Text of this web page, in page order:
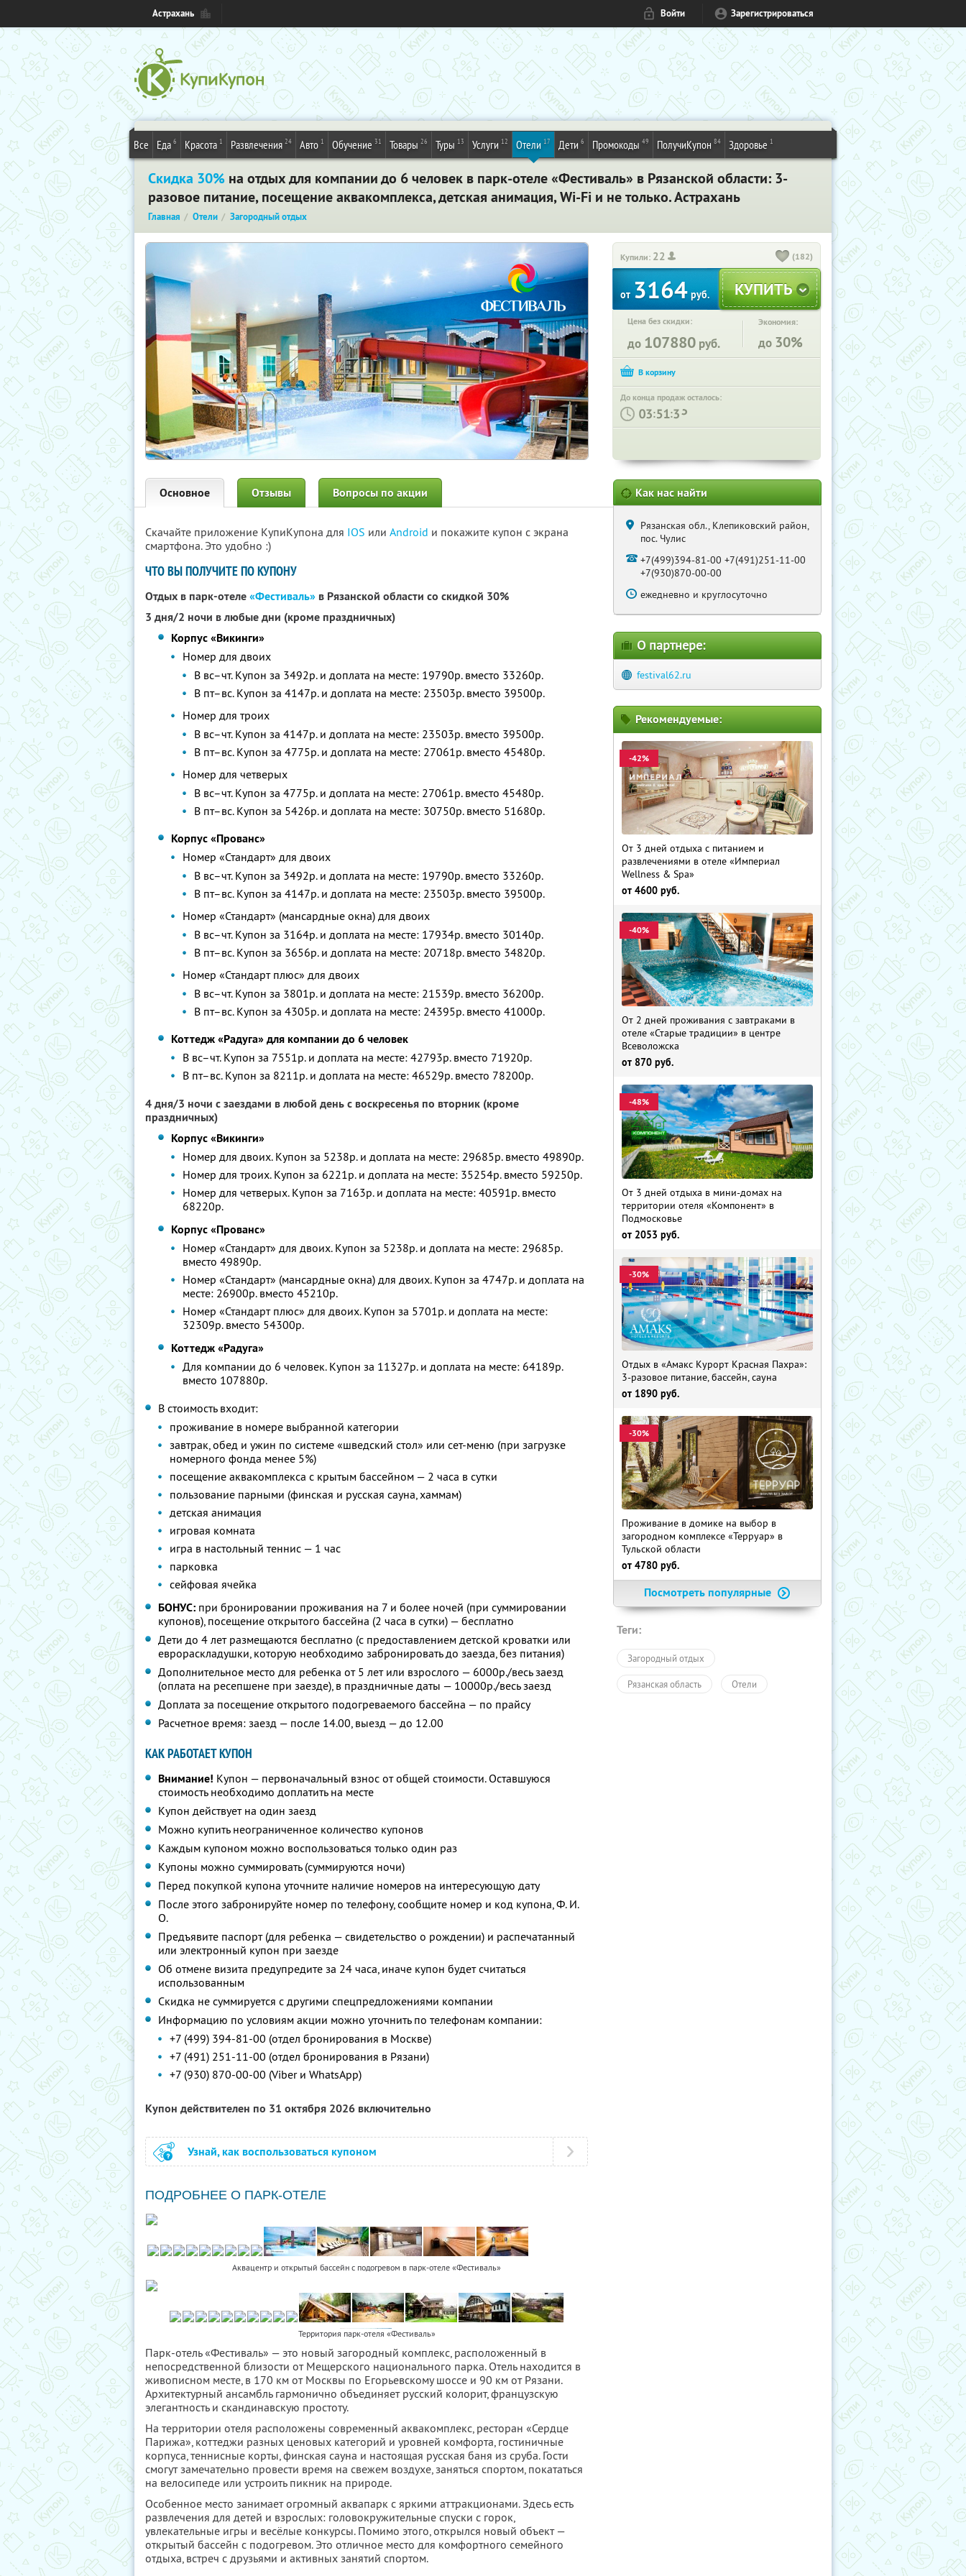
Астрахань Войти Зарегистрироваться
Все Еда 6 Красота 1 Развлечения 24 Авто 1 Обучение 31 Товары 26 Туры 13 Услуги 12 Отели 17 Дети 6 Промокоды 49 ПолучиКупон 84 Здоровье 1
Скидка 30% на отдых для компании до 6 человек в парк-отеле «Фестиваль» в Рязанской области: 3-
разовое питание, посещение аквакомплекса, детская анимация, Wi-Fi и не только. Астрахань
Главная Отели Загородный отдых
Купили: 22 (182)
от 3164 руб.
Цена без скидки:
до 107880 руб.
Экономия:
до 30%
До конца продаж осталось:
: :
Основное Отзывы Вопросы по акции
Скачайте приложение КупиКупона для IOS или Android и покажите купон с экрана
смартфона. Это удобно :)
ЧТО ВЫ ПОЛУЧИТЕ ПО КУПОНУ
Отдых в парк-отеле«Фестиваль» в Рязанской области со скидкой 30%
3 дня/2 ночи в любые дни (кроме праздничных)
Корпус «Викинги»
Номер для двоих
В вс–чт. Купон за 3492р. и доплата на месте: 19790р. вместо 33260р.
В пт–вс. Купон за 4147р. и доплата на месте: 23503р. вместо 39500р.
Номер для троих
В вс–чт. Купон за 4147р. и доплата на месте: 23503р. вместо 39500р.
В пт–вс. Купон за 4775р. и доплата на месте: 27061р. вместо 45480р.
Номер для четверых
В вс–чт. Купон за 4775р. и доплата на месте: 27061р. вместо 45480р.
В пт–вс. Купон за 5426р. и доплата на месте: 30750р. вместо 51680р.
Корпус «Прованс»
Номер «Стандарт» для двоих
В вс–чт. Купон за 3492р. и доплата на месте: 19790р. вместо 33260р.
В пт–вс. Купон за 4147р. и доплата на месте: 23503р. вместо 39500р.
Номер «Стандарт» (мансардные окна) для двоих
В вс–чт. Купон за 3164р. и доплата на месте: 17934р. вместо 30140р.
В пт–вс. Купон за 3656р. и доплата на месте: 20718р. вместо 34820р.
Номер «Стандарт плюс» для двоих
В вс–чт. Купон за 3801р. и доплата на месте: 21539р. вместо 36200р.
В пт–вс. Купон за 4305р. и доплата на месте: 24395р. вместо 41000р.
Коттедж «Радуга» для компании до 6 человек
В вс–чт. Купон за 7551р. и доплата на месте: 42793р. вместо 71920р.
В пт–вс. Купон за 8211р. и доплата на месте: 46529р. вместо 78200р.
4 дня/3 ночи с заездами в любой день с воскресенья по вторник (кроме
праздничных)
Корпус «Викинги»
Номер для двоих. Купон за 5238р. и доплата на месте: 29685р. вместо 49890р.
Номер для троих. Купон за 6221р. и доплата на месте: 35254р. вместо 59250р.
Номер для четверых. Купон за 7163р. и доплата на месте: 40591р. вместо
68220р.
Корпус «Прованс»
Номер «Стандарт» для двоих. Купон за 5238р. и доплата на месте: 29685р.
вместо 49890р.
Номер «Стандарт» (мансардные окна) для двоих. Купон за 4747р. и доплата на
месте: 26900р. вместо 45210р.
Номер «Стандарт плюс» для двоих. Купон за 5701р. и доплата на месте:
32309р. вместо 54300р.
Коттедж «Радуга»
Для компании до 6 человек. Купон за 11327р. и доплата на месте: 64189р.
вместо 107880р.
В стоимость входит:
проживание в номере выбранной категории
завтрак, обед и ужин по системе «шведский стол» или сет-меню (при загрузке
номерного фонда менее 5%)
посещение аквакомплекса с крытым бассейном — 2 часа в сутки
пользование парными (финская и русская сауна, хаммам)
детская анимация
игровая комната
игра в настольный теннис — 1 час
парковка
сейфовая ячейка
БОНУС: при бронировании проживания на 7 и более ночей (при суммировании
купонов), посещение открытого бассейна (2 часа в сутки) — бесплатно
Дети до 4 лет размещаются бесплатно (с предоставлением детской кроватки или
еврораскладушки, которую необходимо забронировать до заезда, без питания)
Дополнительное место для ребенка от 5 лет или взрослого — 6000р./весь заезд
(оплата на ресепшене при заезде), в праздничные даты — 10000р./весь заезд
Доплата за посещение открытого подогреваемого бассейна — по прайсу
Расчетное время: заезд — после 14.00, выезд — до 12.00
КАК РАБОТАЕТ КУПОН
Внимание! Купон — первоначальный взнос от общей стоимости. Оставшуюся
стоимость необходимо доплатить на месте
Купон действует на один заезд
Можно купить неограниченное количество купонов
Каждым купоном можно воспользоваться только один раз
Купоны можно суммировать (суммируются ночи)
Перед покупкой купона уточните наличие номеров на интересующую дату
После этого забронируйте номер по телефону, сообщите номер и код купона, Ф. И.
О.
Предъявите паспорт (для ребенка — свидетельство о рождении) и распечатанный
или электронный купон при заезде
Об отмене визита предупредите за 24 часа, иначе купон будет считаться
использованным
Скидка не суммируется с другими спецпредложениями компании
Информацию по условиям акции можно уточнить по телефонам компании:
+7 (499) 394-81-00 (отдел бронирования в Москве)
+7 (491) 251-11-00 (отдел бронирования в Рязани)
+7 (930) 870-00-00 (Viber и WhatsApp)
Купон действителен по 31 октября 2026 включительно
Узнай, как воспользоваться купоном
ПОДРОБНЕЕ О ПАРК-ОТЕЛЕ
Аквацентр и открытый бассейн с подогревом в парк-отеле «Фестиваль»
Территория парк-отеля «Фестиваль»
Парк-отель «Фестиваль» — это новый загородный комплекс, расположенный в
непосредственной близости от Мещерского национального парка. Отель находится в
живописном месте, в 170 км от Москвы по Егорьевскому шоссе и 90 км от Рязани.
Архитектурный ансамбль гармонично объединяет русский колорит, французскую
элегантность и скандинавскую простоту.
На территории отеля расположены современный аквакомплекс, ресторан «Сердце
Парижа», коттеджи разных ценовых категорий и уровней комфорта, гостиничные
корпуса, теннисные корты, финская сауна и настоящая русская баня из сруба. Гости
смогут замечательно провести время на свежем воздухе, заняться спортом, покататься
на велосипеде или устроить пикник на природе.
Особенное место занимает огромный аквапарк с яркими аттракционами. Здесь есть
развлечения для детей и взрослых: головокружительные спуски с горок,
увлекательные игры и весёлые конкурсы. Помимо этого, открылся новый объект —
открытый бассейн с подогревом. Это отличное место для комфортного семейного
отдыха, встреч с друзьями и активных занятий спортом.
Как нас найти
Рязанская обл., Клепиковский район,
пос. Чулис
+7(499)394-81-00 +7(491)251-11-00
+7(930)870-00-00
ежедневно и круглосуточно
О партнере:
festival62.ru
Рекомендуемые:
-42%
От 3 дней отдыха с питанием и
развлечениями в отеле «Империал
Wellness & Spa»
от 4600 руб.
-40%
От 2 дней проживания с завтраками в
отеле «Старые традиции» в центре
Всеволожска
от 870 руб.
-48%
От 3 дней отдыха в мини-домах на
территории отеля «Компонент» в
Подмосковье
от 2053 руб.
-30%
Отдых в «Амакс Курорт ‎Красная Пахра»:
3-разовое питание, бассейн, сауна
от 1890 руб.
-30%
Проживание в домике на выбор в
загородном комплексе «Терруар» в
Тульской области
от 4780 руб.
Посмотреть популярные
Теги:
Загородный отдых
Рязанская область Отели